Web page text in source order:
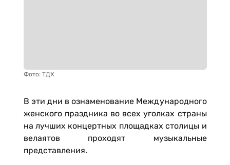
Фото: ТДХ
В эти дни в ознаменование Международного
женского праздника во всех уголках страны
на лучших концертных площадках столицы и
велаятов проходят музыкальные
представления.